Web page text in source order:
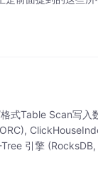
式Table Scan写
引擎